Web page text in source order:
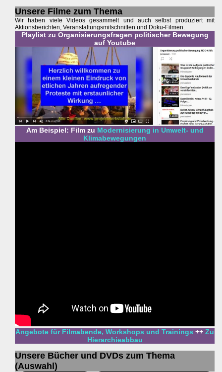
Unsere Filme zum Thema
Wir haben viele Videos gesammelt und auch selbst produziert mit
Aktionsberichten, Veranstaltungsmitschnitten und Doku-Filmen.
Playlist zu Organisierungsfragen politischer Bewegung
auf Youtube
Am Beispiel: Film zu Modernisierung in Umwelt- und
Klimabewegungen
Angebote für Filmabende, Workshops und Trainings ++Zu
Hierarchieabbau
Unsere Bücher und DVDs zum Thema
(Auswahl)